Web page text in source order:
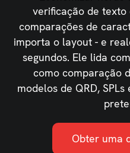
verificação de
comparações de
importa o layout - e
segundos. Ele lida
como comparação
modelos de QRD,
Obter uma